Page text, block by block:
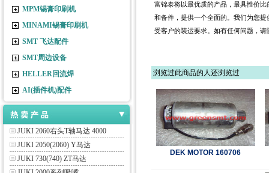
MPM锡膏印刷机
MINAMI锡膏印刷机
SMT 飞达配件
SMT周边设备
HELLER回流焊
AI(插件机)配件
JUKI FX-3R LNC 60 40
JUKI ATF 8MM FEEDER
FUJI NXT 8MM FEEDER
FUJI CP7 8MM FEEDER
JUKI伺服马达
JUKI 2060右头T轴马达 4000
JUKI 2050(2060) Y马达
JUKI 730(740) ZT马达
JUKI 2000系列吸嘴
富锦泰将以最优质的产品，最具性价
和备件，提供一个全面的。我们为您
受客户的装运要求。如有任何问题，请
浏览过此商品的人还浏览过
DEK MOTOR 160706